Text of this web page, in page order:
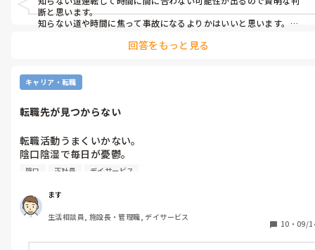
転職先が決まれば即辞める。
しんどいです、この職場。
断と思います。
知らない道や時間に焦って事故になるよりかはいいと思います。
向き不向きありますから
回答をもっと見る
キャリア・転職
転職先が見つからない
転職活動うまくいかない。
陰口陰湿で毎日が憂鬱。
皆様は転職活動どうされてましたか?
陰口 正社員 デイサービス
ます
生活相談員, 施設長・管理職, デイサービス
10 ・ 09/